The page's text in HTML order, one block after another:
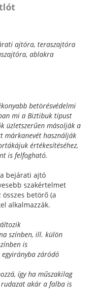
ajtóra, teraszajtóra
ablakra
betörésvédelmi
mi a Biztibuk típust
üzletszerűen másolják a
márkanevét használják
értékesítéséhez,
is felfogható.
bejárati ajtó
szakértelmet
betörő (a
alkalmazzák.
színben, ill. külön
is
záródó
így ha műszakilag
akár a falba is